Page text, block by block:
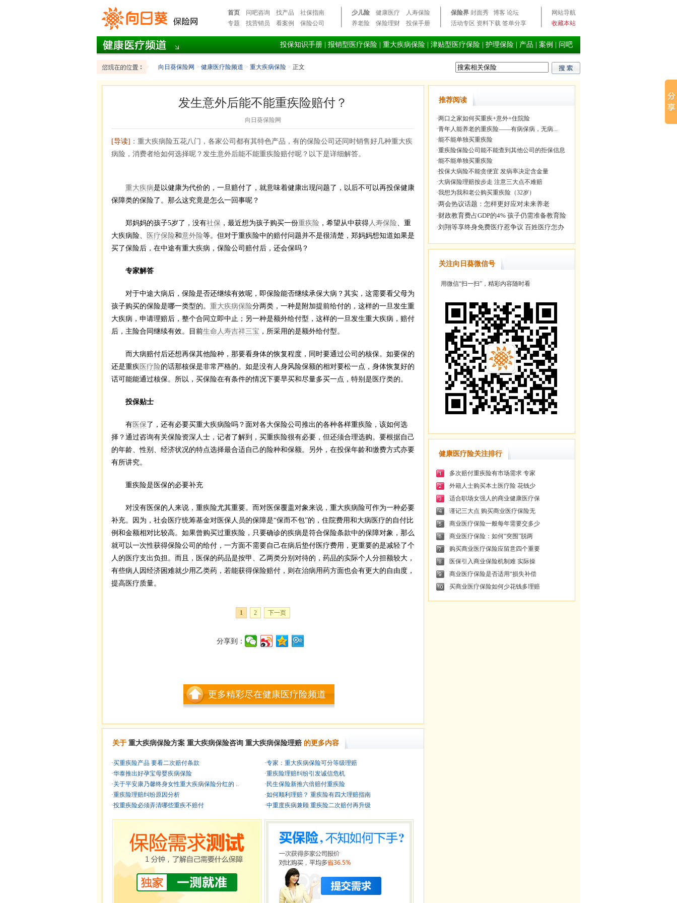
首页 问吧咨询 找产品
社保指南
专题
找营销员 看案例 保险公司
少儿险 健康医疗
人寿保险
养老险
保险理财 投保手册
保险界 封面秀 博客 论坛
活动专区 资料下载 签单分享
网站导航
收藏本站
投保知识手册 报销型医疗保险 重大疾病保险 津贴型医疗保险 护理保险 产品 案例 问吧
向日葵保险网 > 健康医疗险频道 > 重大疾病保险 > 正文
发生意外后能不能重疾险赔付？
向日葵保险网
[导读] ：重大疾病险五花八门，各家公司都有其特色产品，有的保险公司还同时销售好几种重大疾
病险，消费者给如何选择呢？发生意外后能不能重疾险赔付呢？以下是详细解答。
重大疾病是以健康为代价的，一旦赔付了，就意味着健康出现问题了，以后不可以再投保健康
保障类的保险了。那么这究竟是怎么一回事呢？
郑妈妈的孩子5岁了，没有社保 ，最近想为孩子购买一份重疾险 ，希望从中获得人寿保险、重
大疾病险、
医疗保险和意外险等。但对于重疾险中的赔付问题并不是很清楚，郑妈妈想知道如果是
买了保险后，在中途有重大疾病，保险公司赔付后，还会保吗？
专家解答
对于中途大病后，保险是否还继续有效呢，即保险能否继续承保大病？其实，这需要看父母为
孩子购买的保险是哪一类型的。 重大疾病保险分两类，一种是附加提前给付的，这样的一旦发生重
大疾病，申请理赔后，整个合同立即中止；另一种是额外给付型，这样的一旦发生重大疾病，赔付
后，主险合同继续有效。目前生命人寿吉祥三宝 ，所采用的是额外给付型。
而大病赔付后还想再保其他险种，那要看身体的恢复程度，同时要通过公司的核保。如要保的
还是重疾 医疗险的话那核保是非常严格的。如是没有人身风险保额的相对要松一点，身体恢复好的
话可能能通过核保。所以，买保险在有条件的情况下要早买和尽量多买一点，特别是医疗类的。
投保贴士
有 医保了，还有必要买重大疾病险吗？面对各大保险公司推出的各种各样重疾险，该如何选
择？通过咨询有关保险资深人士，记者了解到，买重疾险很有必要，但还须合理选购。要根据自己
的年龄、性别、经济状况的特点选择最合适自己的险种和保额。另外，在投保年龄和缴费方式亦要
有所讲究。
重疾险是医保的必要补充
对没有医保的人来说，重疾险尤其重要。而对医保覆盖对象来说，重大疾病险可作为一种必要
补充。因为，社会医疗统筹基金对医保人员的保障是“保而不包”的，住院费用和大病医疗的自付比
例和金额相对比较高。如果曾购买过重疾险，只要确诊的疾病是符合保险条款中的保障对象，那么
就可以一次性获得保险公司的给付，一方面不需要自己在病后垫付医疗费用，更重要的是减轻了个
人的医疗支出负担。而且，医保的药品是按甲、乙两类分别对待的，药品的实际个人分担额较大，
有些病人因经济困难就少用乙类药，若能获得保险赔付，则在治病用药方面也会有更大的自由度，
提高医疗质量。
1 2 下一页
分享到：
更多精彩尽在健康医疗险频道
关于 重大疾病保险方案 重大疾病保险咨询 重大疾病保险理赔 的更多内容
·买重疾险产品 要看二次赔付条款
·华泰推出好孕宝母婴疾病保险
·关于平安康乃馨终身女性重大疾病保险分红的 ..
·重疾险理赔纠纷原因分析
·投重疾险必须弄清哪些重疾不赔付
·专家：重大疾病保险可分等级理赔
·重疾险理赔纠纷引发诚信危机
· 民生保险新推六倍赔付重疾险
·如何顺利理赔？ 重疾险有四大理赔指南
·中重度疾病兼顾 重疾险二次赔付再升级
推荐阅读
·两口之家如何买重疾+意外+住院险
·青年人能养老的重疾险——有病保病，无病...
·能不能单独买重疾险
·重疾险保险公司能不能查到其他公司的拒保信息
·能不能单独买重疾险
·投保大病险不能贪便宜 发病率决定含金量
·大病保险理赔按步走 注意三大点不难赔
·我想为我和老公购买重疾险（32岁）
关注向日葵微信号
用微信“扫一扫”，精彩内容随时看
健康医疗险关注排行
多次赔付重疾险有市场需求 专家
外籍人士购买本土医疗险 花钱少
适合职场女强人的商业健康医疗保
谨记三大点 购买商业医疗保险无
商业医疗保险一般每年需要交多少
商业医疗保险：如何“突围”脱两
购买商业医疗保险应留意四个重要
医保引入商业保险机制难 实际操
商业医疗保险是否适用“损失补偿
买商业医疗保险如何少花钱多理赔